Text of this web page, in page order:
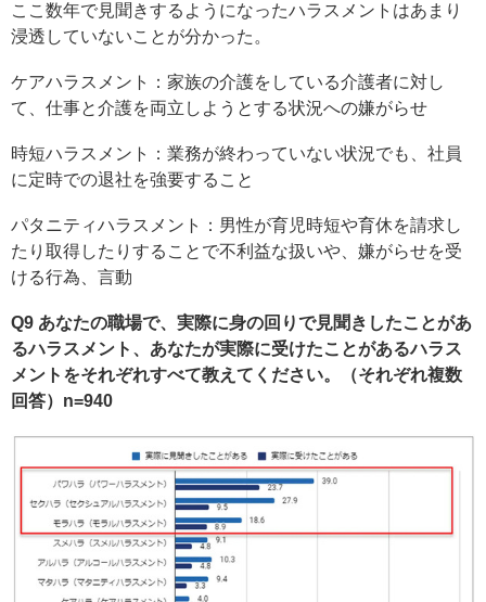
ここ数年で見聞きするようになったハラスメントはあまり
浸透していないことが分かった。
ケアハラスメント：家族の介護をしている介護者に対し
て、仕事と介護を両立しようとする状況への嫌がらせ
時短ハラスメント：業務が終わっていない状況でも、社員
に定時での退社を強要すること
パタニティハラスメント：男性が育児時短や育休を請求し
たり取得したりすることで不利益な扱いや、嫌がらせを受
ける行為、言動
Q9 あなたの職場で、実際に身の回りで見聞きしたことがあ
るハラスメント、あなたが実際に受けたことがあるハラス
メントをそれぞれすべて教えてください。（それぞれ複数
回答）n=940